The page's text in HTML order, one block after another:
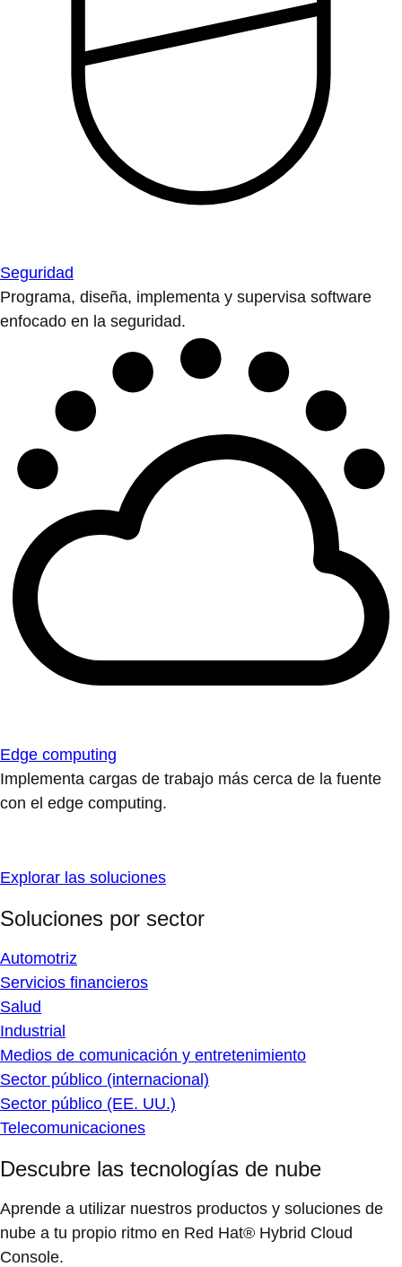
Seguridad
Programa, diseña, implementa y supervisa software
enfocado en la seguridad.
Edge computing
Implementa cargas de trabajo más cerca de la fuente
con el edge computing.
Explorar las soluciones
Soluciones por sector
Automotriz
Servicios financieros
Salud
Industrial
Medios de comunicación y entretenimiento
Sector público (internacional)
Sector público (EE. UU.)
Telecomunicaciones
Descubre las tecnologías de nube
Aprende a utilizar nuestros productos y soluciones de
nube a tu propio ritmo en Red Hat® Hybrid Cloud
Console.